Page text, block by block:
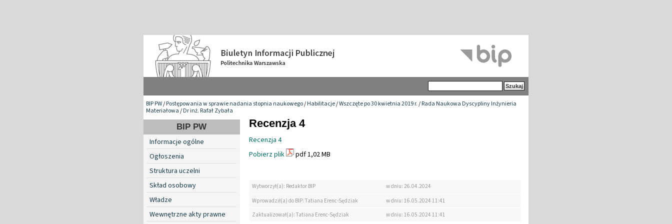
BIP PW/Postępowania w sprawie nadania stopnia naukowego/Habilitacje/Wszczęte po 30 kwietnia 2019 r./Rada Naukowa Dyscypliny Inżynieria
Materiałowa/Dr inż. Rafał Zybała
BIP PW
Informacje ogólne
Ogłoszenia
Struktura uczelni
Skład osobowy
Władze
Wewnętrzne akty prawne
Recenzja 4
Recenzja 4
Pobierz plik
pdf 1,02 MB
Wytworzył(a): Redaktor BIP
w dniu: 26.04.2024
Wprowadził(a) do BIP: Tatiana Erenc-Sędziak
w dniu: 16.05.2024 11:41
Zaktualizował(a): Tatiana Erenc-Sędziak
w dniu: 16.05.2024 11:41